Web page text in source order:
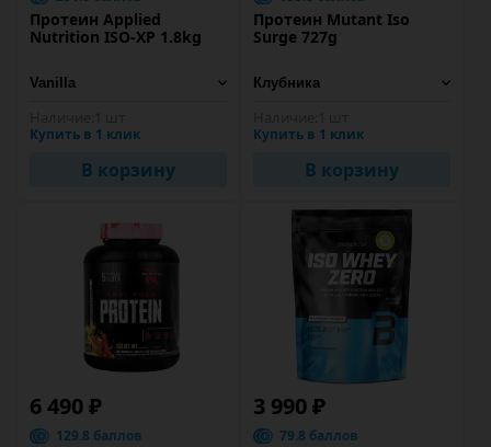
Протеин Applied
Nutrition ISO-XP 1.8kg
Купить в 1 клик
В корзину
Протеин Mutant Iso
Surge 727g
Купить в 1 клик
В корзину
6 490 ₽
129.8 баллов
3 990 ₽
79.8 баллов